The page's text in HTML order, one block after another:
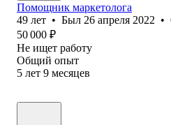
Помощник маркетолога
49 лет • Был 26 апреля 2022 •
50 000 ₽
Не ищет работу
Общий опыт
5 лет 9 месяцев